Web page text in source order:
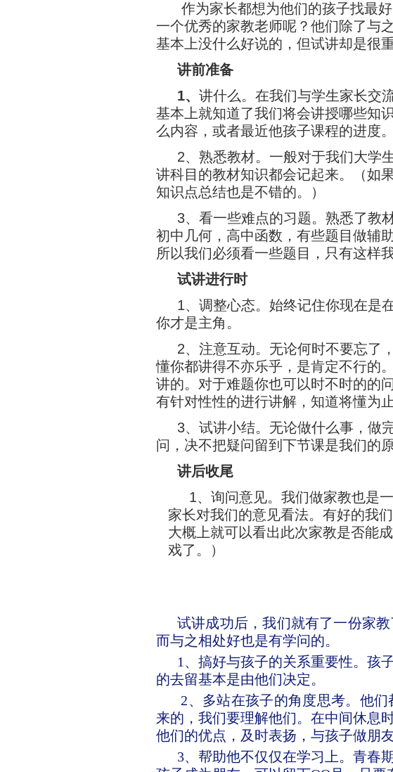
作为家长都想为他们的孩子找最
一个优秀的家教老师呢？他们除了与
基本上没什么好说的，但试讲却是很
讲前准备
1、 讲什么。在我们与学生家长交
基本上就知道了我们将会讲授哪些知
么内容，或者最近他孩子课程的进度
2、熟悉教材。一般对于我们大学
讲科目的教材知识都会记起来。（如
知识点总结也是不错的。）
3、看一些难点的习题。熟悉了教
初中几何，高中函数，有些题目做辅
所以我们必须看一些题目，只有这样
试讲进行时
1、调整心态。始终记住你现在是
你才是主角。
2、注意互动。无论何时不要忘了
懂你都讲得不亦乐乎，是肯定不行的
讲的。对于难题你也可以时不时的的
有针对性性的进行讲解，知道将懂为
3、试讲小结。无论做什么事，做
问，决不把疑问留到下节课是我们的
讲后收尾
1、询问意见。我们做家教也是
家长对我们的意见看法。有好的我
大概上就可以看出此次家教是否能
戏了。）
试讲成功后，我们就有了一份家
而与之相处好也是有学问的。
1、搞好与孩子的关系重要性。孩
的去留基本是由他们决定。
2、多站在孩子的角度思考。他
来的，我们要理解他们。在中间休息
他们的优点，及时表扬，与孩子做朋友
3、帮助他不仅仅在学习上。青春